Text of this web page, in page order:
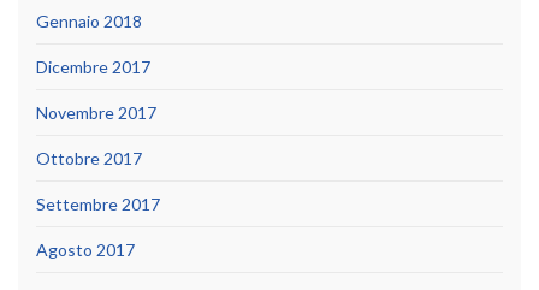
Gennaio 2018
Dicembre 2017
Novembre 2017
Ottobre 2017
Settembre 2017
Agosto 2017